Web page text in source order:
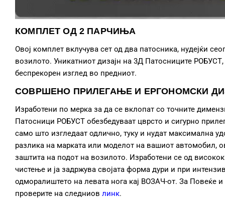
КОМПЛЕТ ОД 2 ПАРЧИЊА
Овој комплет вклучува сет од два патосника, нудејќи
возилото. Уникатниот дизајн на 3Д Патосниците
беспрекорен изглед во предниот.
СОВРШЕНО ПРИЛЕГАЊЕ И ЕРГОНОМСКИ
Изработени по мерка за да се вклопат со точните
Патосници РОБУСТ обезбедуваат цврсто и сигурно
само што изгледаат одлично, туку и нудат максимална
разлика на марката или моделот на вашиот автомобил,
заштита на подот на возилото. Изработени се од
чистење и ја задржува својата форма дури и при
одморалиштето на левата нога кај ВОЗАЧ-от. За Повеќе
проверите на следниов линк.